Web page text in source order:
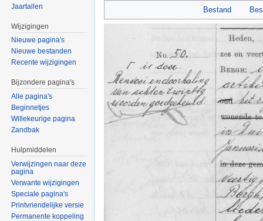
Bestand
Jaartallen
Wijzigingen
Nieuwe pagina's
Nieuwe bestanden
Recente wijzigingen
Bijzondere pagina's
Alle pagina's
Beginnetjes
Willekeurige pagina
Zandbak
Hulpmiddelen
Verwijzingen naar deze
pagina
Verwante wijzigingen
Speciale pagina's
Printvriendelijke versie
Permanente koppeling